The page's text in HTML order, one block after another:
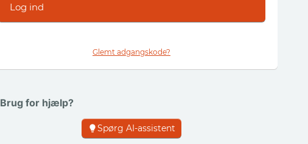
Log ind
Glemt adgangskode?
Brug for hjælp?
Spørg AI-assistent